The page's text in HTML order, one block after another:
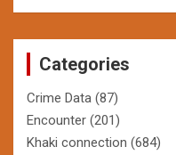
Categories
Crime Data (87)
Encounter (201)
Khaki connection (684)